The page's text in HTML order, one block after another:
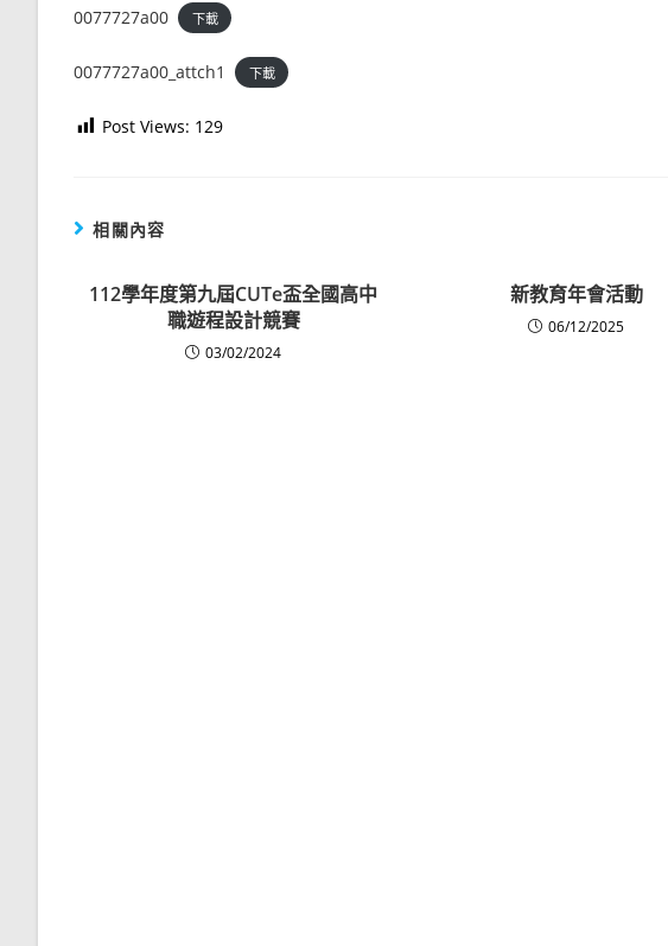
0077727a00 下載
0077727a00_attch1 下載
Post Views: 129
相關內容
112學年度第九屆CUTe盃全國高中
職遊程設計競賽
03/02/2024
新教育年會活動
06/12/2025